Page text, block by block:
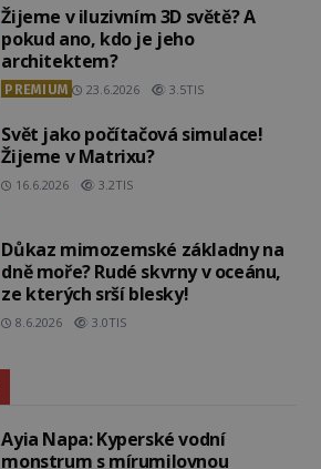
Žijeme v iluzivním 3D světě? A
pokud ano, kdo je jeho
architektem?
PREMIUM 23.6.2026 3.5TIS
Svět jako počítačová simulace!
Žijeme v Matrixu?
16.6.2026 3.2TIS
Důkaz mimozemské základny na
dně moře? Rudé skvrny v oceánu,
ze kterých srší blesky!
8.6.2026 3.0TIS
Ayia Napa: Kyperské vodní
monstrum s mírumilovnou